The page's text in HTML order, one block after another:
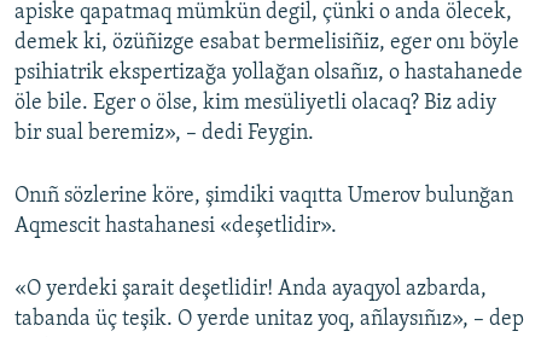
apiske qapatmaq mümkün degil, çünki o anda ölecek,
demek ki, özüñizge esabat bermelisiñiz, eger onı böyle
psihiatrik ekspertizağa yollağan olsañız, o hastahanede
öle bile. Eger o ölse, kim mesüliyetli olacaq? Biz adiy
bir sual beremiz», – dedi Feygin.
Onıñ sözlerine köre, şimdiki vaqıtta Umerov bulunğan
Aqmescit hastahanesi «deşetlidir».
«O yerdeki şarait deşetlidir! Anda ayaqyol azbarda,
tabanda üç teşik. O yerde unitaz yoq, añlaysıñız», – dep